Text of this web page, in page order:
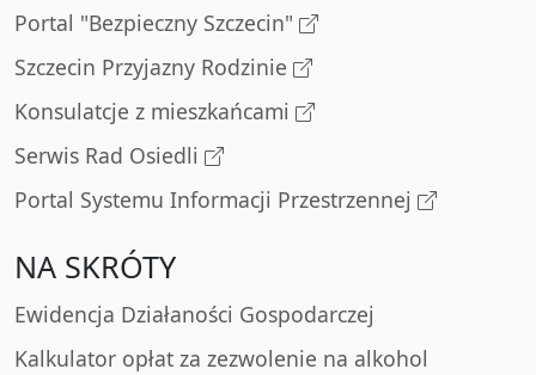
Portal "Bezpieczny Szczecin"
Szczecin Przyjazny Rodzinie
Konsulatcje z mieszkańcami
Serwis Rad Osiedli
Portal Systemu Informacji Przestrzennej
NA SKRÓTY
Ewidencja Działaności Gospodarczej
Kalkulator opłat za zezwolenie na alkohol